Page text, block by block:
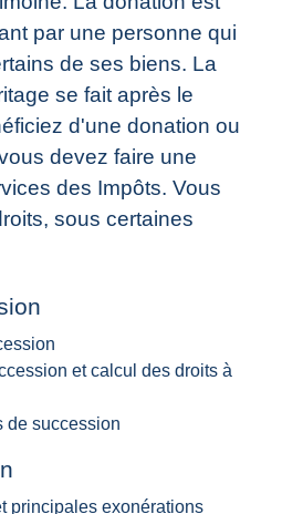
par une personne qui
de ses biens. La
se fait après le
d'une donation ou
devez faire une
des Impôts. Vous
sous certaines
et calcul des droits à
de succession
principales exonérations